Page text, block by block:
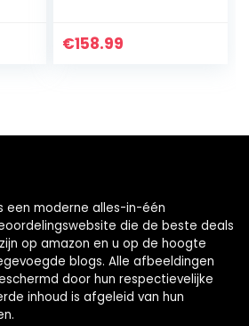
ter Hamer
€158.99
een moderne alles-in-één
die de beste deals
op amazon en u op de hoogte
blogs. Alle afbeeldingen
door hun respectievelijke
inhoud is afgeleid van hun